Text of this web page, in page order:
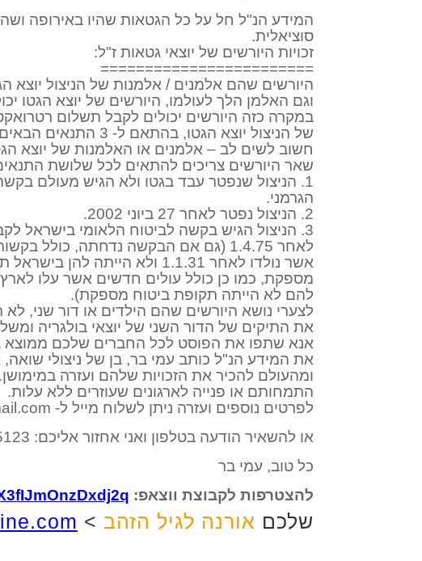
המידע הנ"ל חל על כל הגטאות שהיו באירופה
סוציאלית.
זכויות היורשים של יוצאי גטאות ז"ל:
========================
היורשים שהם אלמנים / אלמנות של הניצול יוצא
וגם האלמן הלך לעולמו, היורשים של יוצא הגטו
של הניצול יוצא הגטו, בהתאם ל- 3 התנאים הבאים:
שאר היורשים צריכים להתאים לכל שלושת
1. הניצול שנפטר עבד בגטו ולא הגיש מעולם בקשה לביטוח הסוציאלי
הגרמני.
2. הניצול נפטר לאחר 27 ביוני 2002.
3. הניצול הגיש בקשה לביטוח הלאומי בישראל לקבלת קצבת זקנה
לאחר 1.4.75 (גם אם הבקשה נדחתה, כולל בקשות עבור עקרות בית,
אשר נולדו לאחר 1.1.31 ולא הייתה להן בישראל תקופת ביטוח
מספקת, כמו כן כולל עולים חדשים אשר עלו
להם לא הייתה תקופת ביטוח מספקת).
לצערי נושא היורשים שהם הילדים או דור שני, לא
את התיקים של הדור השני של יוצאי בולגריה
אנא שתפו את הפוסט לכל החברים שלכם ממוצא
את המידע הנ"ל כותב עמי בר, בן של ניצולי
ומהעולם להכיר את הזכויות שלהם ועזרה במימושן.
התמחותם או פנייה לארגונים שעוזרים ללא עלות.
לפרטים נוספים ועזרה ניתן לשלוח מייל ל- shoa.rights@gmail.com
או להשאיר הודעה בטלפון ואני אחזור אליכם: 055-6665123
כל טוב, עמי בר
להצטרפות לקבוצת ווצאפ:
שלכם אורנה לגיל הזהב >